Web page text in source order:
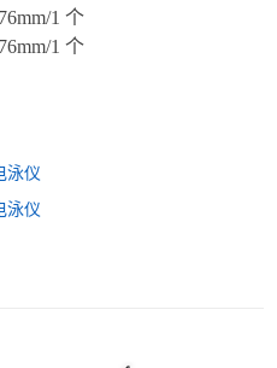
1 个
1 个
泳仪
泳仪